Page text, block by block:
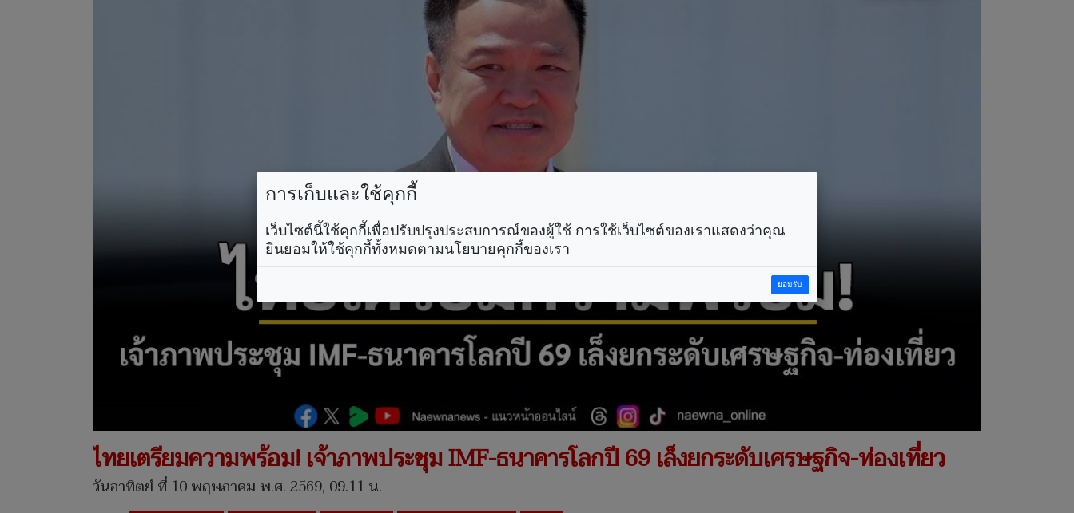
ไทยเตรียมความพร้อม! เจ้าภาพประชุม IMF-ธนาคารโลกปี 69 เล็งยกระดับเศรษฐกิจ-ท่องเที่ยว
วันอาทิตย์ ที่ 10 พฤษภาคม พ.ศ. 2569, 09.11 น.
การเก็บและใช้คุกกี้
เว็บไซต์นี้ใช้คุกกี้เพื่อปรับปรุงประสบการณ์ของผู้ใช้ การใช้เว็บไซต์ของเราแสดงว่าคุณ
ยินยอมให้ใช้คุกกี้ทั้งหมดตามนโยบายคุกกี้ของเรา
ยอมรับ